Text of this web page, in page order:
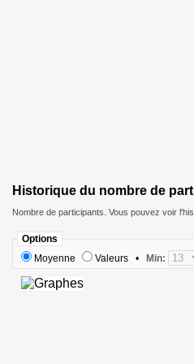
Historique du nombre de
Nombre de participants. Vous pouvez voir
Options
Moyenne
Valeurs • Min: